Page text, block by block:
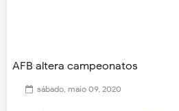
AFB altera campeonatos
sábado, maio 09, 2020